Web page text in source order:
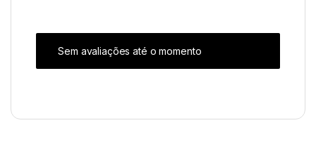
Sem avaliações até o momento